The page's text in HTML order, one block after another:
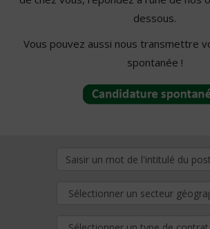
dessous.
Vous pouvez aussi nous transmettre
spontanée !